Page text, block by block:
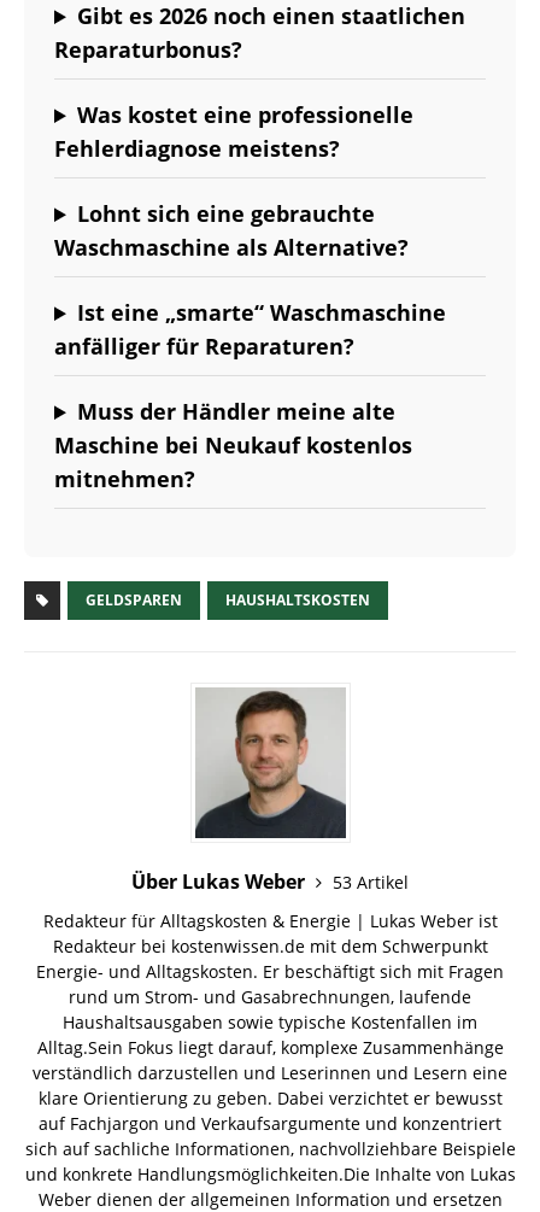
Gibt es 2026 noch einen staatlichen
Reparaturbonus?
Was kostet eine professionelle
Fehlerdiagnose meistens?
Lohnt sich eine gebrauchte
Waschmaschine als Alternative?
Ist eine „smarte“ Waschmaschine
anfälliger für Reparaturen?
Muss der Händler meine alte
Maschine bei Neukauf kostenlos
mitnehmen?
GELDSPAREN HAUSHALTSKOSTEN
Über Lukas Weber
53 Artikel
Redakteur für Alltagskosten & Energie | Lukas Weber ist
Redakteur bei kostenwissen.de mit dem Schwerpunkt
Energie- und Alltagskosten. Er beschäftigt sich mit Fragen
rund um Strom- und Gasabrechnungen, laufende
Haushaltsausgaben sowie typische Kostenfallen im
Alltag.Sein Fokus liegt darauf, komplexe Zusammenhänge
verständlich darzustellen und Leserinnen und Lesern eine
klare Orientierung zu geben. Dabei verzichtet er bewusst
auf Fachjargon und Verkaufsargumente und konzentriert
sich auf sachliche Informationen, nachvollziehbare Beispiele
und konkrete Handlungsmöglichkeiten.Die Inhalte von Lukas
Weber dienen der allgemeinen Information und ersetzen